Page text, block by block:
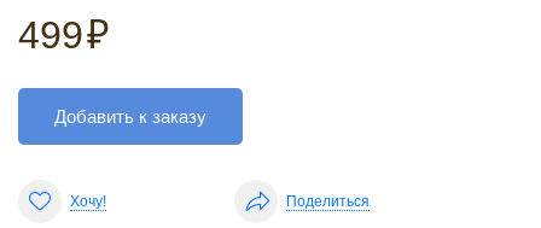
499₽
Добавить к заказу
Хочу! Поделиться